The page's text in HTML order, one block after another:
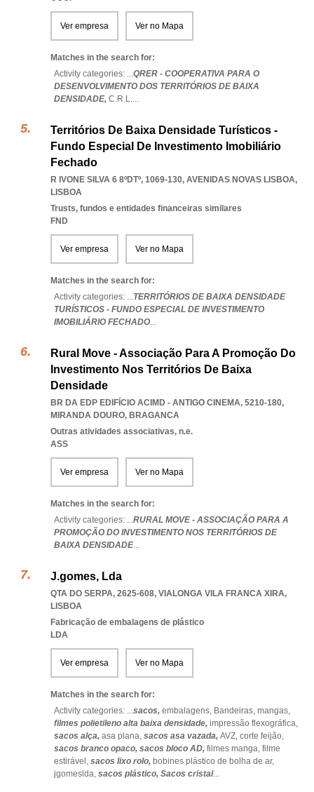
Ver empresa Ver no Mapa
Matches in the search for:
Activity categories: ...QRER - COOPERATIVA PARA O
DESENVOLVIMENTO DOS TERRITÓRIOS DE BAIXA
DENSIDADE, C.R.L....
Territórios De Baixa Densidade Turísticos -
Fundo Especial De Investimento Imobiliário
Fechado
R IVONE SILVA 6 8ºDTº, 1069-130, AVENIDAS NOVAS LISBOA,
LISBOA
Trusts, fundos e entidades financeiras similares
FND
Ver empresa Ver no Mapa
Matches in the search for:
Activity categories: ...TERRITÓRIOS DE BAIXA DENSIDADE
TURÍSTICOS - FUNDO ESPECIAL DE INVESTIMENTO
IMOBILIÁRIO FECHADO...
Rural Move - Associação Para A Promoção Do
Investimento Nos Territórios De Baixa
Densidade
BR DA EDP EDIFÍCIO ACIMD - ANTIGO CINEMA, 5210-180,
MIRANDA DOURO, BRAGANCA
Outras atividades associativas, n.e.
ASS
Ver empresa Ver no Mapa
Matches in the search for:
Activity categories: ...RURAL MOVE - ASSOCIAÇÃO PARA A
PROMOÇÃO DO INVESTIMENTO NOS TERRITÓRIOS DE
BAIXA DENSIDADE...
J.gomes, Lda
QTA DO SERPA, 2625-608, VIALONGA VILA FRANCA XIRA,
LISBOA
Fabricação de embalagens de plástico
LDA
Ver empresa Ver no Mapa
Matches in the search for:
Activity categories: ...sacos, embalagens, Bandeiras, mangas,
filmes polietileno alta baixa densidade, impressão flexográfica,
sacos alça, asa plana, sacos asa vazada, AVZ, corte feijão,
sacos branco opaco, sacos bloco AD, filmes manga, filme
estirável, sacos lixo rolo, bobines plástico de bolha de ar,
jgomeslda, sacos plástico, Sacos cristal...